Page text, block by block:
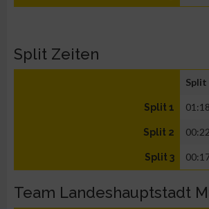
Split Zeiten
Split
Split 1
Split 2
Split 3
Team Landeshauptstadt